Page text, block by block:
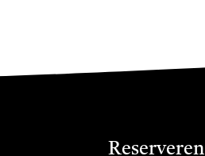
Reserveren